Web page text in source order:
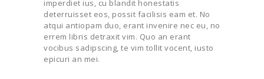
imperdiet ius, cu blandit honestatis
deterruisset eos, possit facilisis eam et. No
atqui antiopam duo, erant invenire nec eu, no
errem libris detraxit vim. Quo an erant
vocibus sadipscing, te vim tollit vocent, iusto
epicuri an mei.